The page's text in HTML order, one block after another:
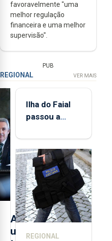
favoravelmente "uma
melhor regulação
financeira e uma melhor
supervisão".
PUB
REGIONAL VER MAIS
A
u
Ilha do Faial
passou a
de
monitorização
de infrassons
dos Açores
REGIONAL